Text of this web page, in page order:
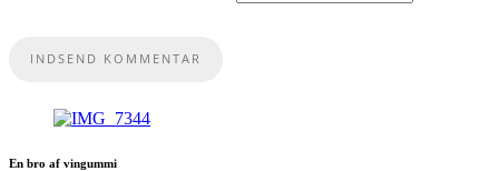
En bro af vingummi